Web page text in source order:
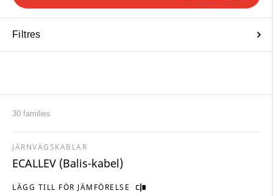
Filtres
30 families
LÄGG TILL FÖR JÄMFÖRELSE
JÄRNVÄGSKABLAR
ECALLEV (Balis-kabel)